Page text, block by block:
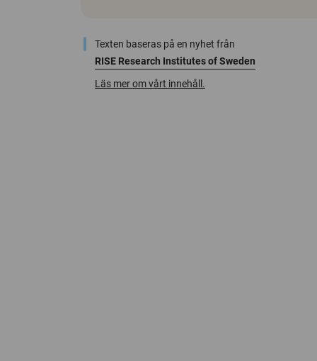
Texten baseras på en nyhet från
RISE Research Institutes of Sweden
Läs mer om vårt innehåll.